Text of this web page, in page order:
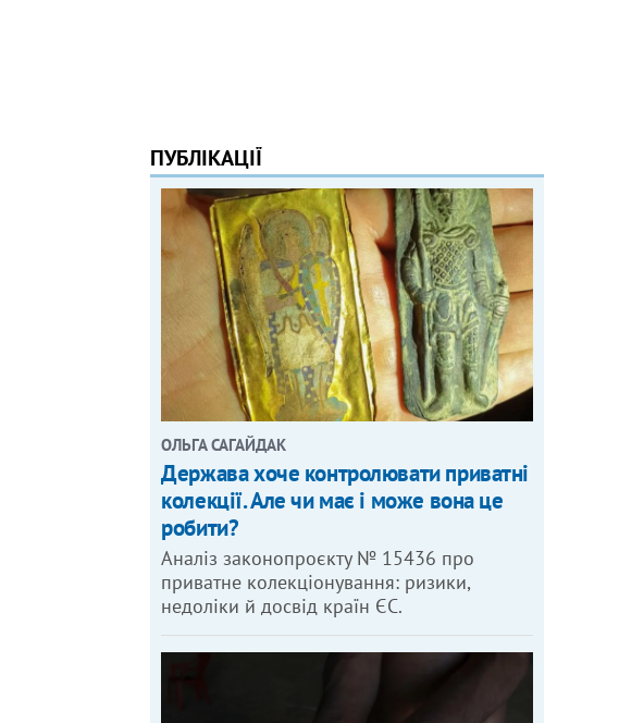
ПУБЛІКАЦІЇ
ОЛЬГА САГАЙДАК
Держава хоче контролювати приватні
колекції. Але чи має і може вона це
робити?
Аналіз законопроєкту № 15436 про
приватне колекціонування: ризики,
недоліки й досвід країн ЄС.